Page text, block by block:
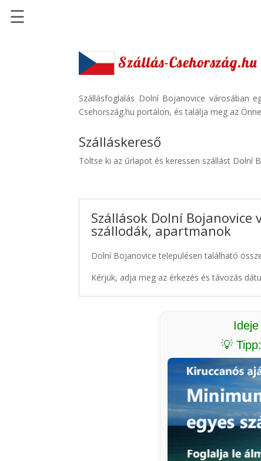
Szállásinfo.eu
pénzvisszatérítéssel
Autóbérlés
☰
Szállásfoglalás Dolní Bojanovice városában
Csehország.hu portálon, és találja meg az
Szálláskereső
Töltse ki az űrlapot és keressen szállást Dolní
Szállások Dolní Bojanovice
szállodák, apartmanok
Dolní Bojanovice településen található
Kérjük, adja meg az érkezés és távozás
💡